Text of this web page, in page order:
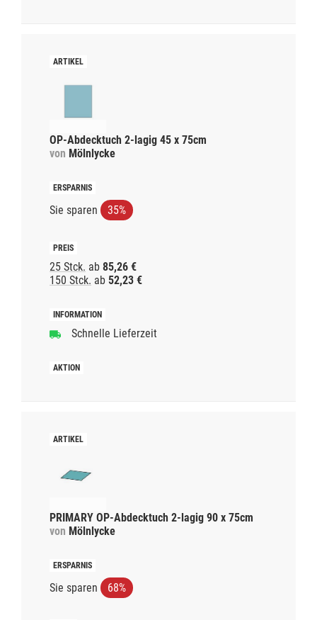
OP-Abdecktuch 2-lagig 45 x 75cm
von Mölnlycke
Sie sparen 35%
25 Stck. ab 85,26 €
150 Stck. ab 52,23 €
Schnelle Lieferzeit
PRIMARY OP-Abdecktuch 2-lagig 90 x 75cm
von Mölnlycke
Sie sparen 68%